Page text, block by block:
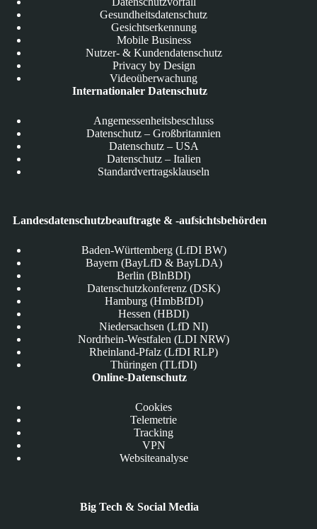
Gesundheitsdatenschutz
Gesichtserkennung
Mobile Business
Nutzer- & Kundendatenschutz
Privacy by Design
Videoüberwachung
Internationaler Datenschutz
Angemessenheitsbeschluss
Datenschutz – Großbritannien
Datenschutz – USA
Datenschutz – Italien
Standardvertragsklauseln
Landesdatenschutzbeauftragte & -aufsichtsbehörden
Baden-Württemberg (LfDI BW)
Bayern (BayLfD & BayLDA)
Berlin (BlnBDI)
Datenschutzkonferenz (DSK)
Hamburg (HmbBfDI)
Hessen (HBDI)
Niedersachsen (LfD NI)
Nordrhein-Westfalen (LDI NRW)
Rheinland-Pfalz (LfDI RLP)
Thüringen (TLfDI)
Online-Datenschutz
Cookies
Telemetrie
Tracking
VPN
Websiteanalyse
Big Tech & Social Media